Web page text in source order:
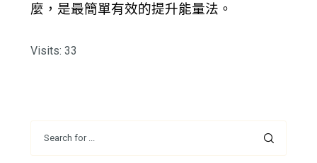
麼，是最簡單有效的提升能量法。
Visits: 33